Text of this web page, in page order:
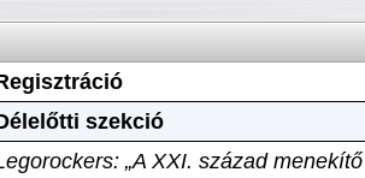
szekció
„A XXI. század